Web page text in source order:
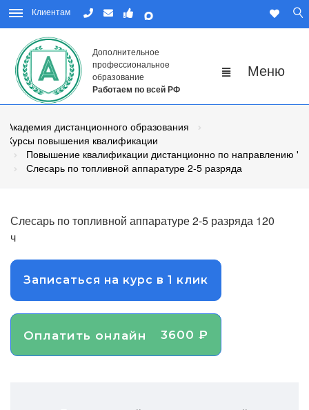
Клиентам
Дополнительное
профессиональное
образование
Работаем по всей РФ
Академия дистанционного образования
Курсы повышения квалификации
Повышение квалификации дистанционно по направлению
Слесарь по топливной аппаратуре 2-5 разряда
Слесарь по топливной аппаратуре 2-5 разряда 120
ч
Записаться на курс в 1 клик
Оплатить онлайн 3600 ₽